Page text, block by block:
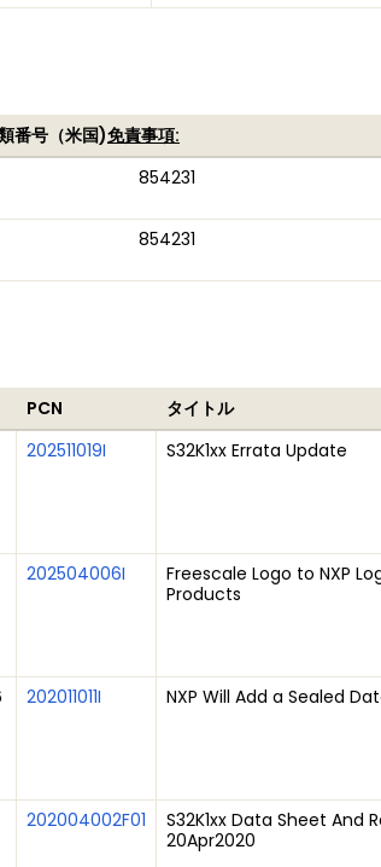
番号（米国)免責事項:
854231
854231
PCN
タイトル
202511019I S32K1xx Errata Update
202504006I
Freescale Logo to NXP
Products
202011011I NXP Will Add a Sealed
202004002F01
S32K1xx Data Sheet And
20Apr2020